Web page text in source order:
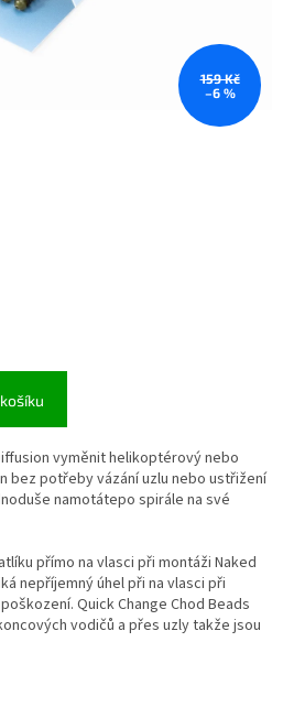
159 Kč
–6 %
vyměnit helikoptérový nebo
bez potřeby vázání uzlu nebo ustřižení
namotátepo spirále na své
přímo na vlasci při montáži Naked
nepříjemný úhel při na vlasci při
Quick Change Chod Beads
vodičů a přes uzly takže jsou